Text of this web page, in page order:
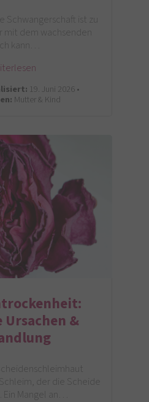
Schwangerschaft ist zu
dem wachsenden
kann…
19. Juni 2026 •
Mutter & Kind
Ursachen &
der die Scheide
Mangel an…